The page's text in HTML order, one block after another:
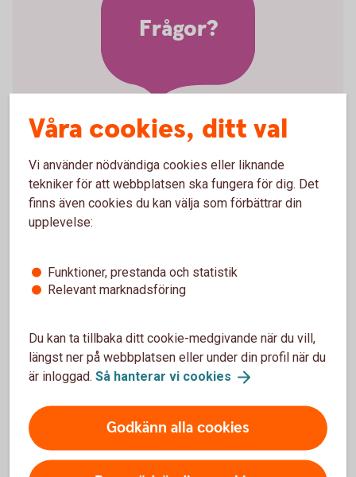
Vill ni veta mer om
valutakonto?
Välkommen att kontakta Kundservice
Frågor?
Företagskonton
Våra cookies, ditt val
Vi använder nödvändiga cookies eller liknande
tekniker för att webbplatsen ska fungera för dig. Det
finns även cookies du kan välja som förbättrar din
upplevelse:
Funktioner, prestanda och statistik
Relevant marknadsföring
Du kan ta tillbaka ditt cookie-medgivande när du vill,
längst ner på webbplatsen eller under din profil när du
är inloggad. Så hanterar vi cookies
Godkänn alla cookies